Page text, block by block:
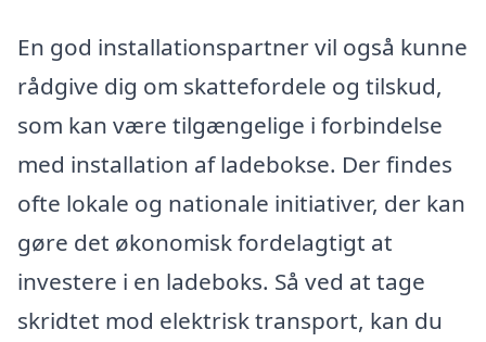
En god installationspartner vil også kunne
rådgive dig om skattefordele og tilskud,
som kan være tilgængelige i forbindelse
med installation af ladebokse. Der findes
ofte lokale og nationale initiativer, der kan
gøre det økonomisk fordelagtigt at
investere i en ladeboks. Så ved at tage
skridtet mod elektrisk transport, kan du